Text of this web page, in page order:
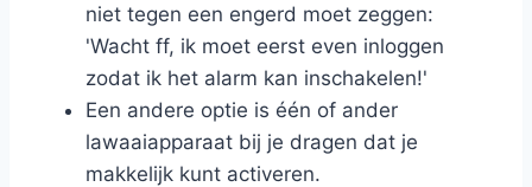
niet tegen een engerd moet zeggen:
'Wacht ff, ik moet eerst even inloggen
zodat ik het alarm kan inschakelen!'
Een andere optie is één of ander
lawaaiapparaat bij je dragen dat je
makkelijk kunt activeren.